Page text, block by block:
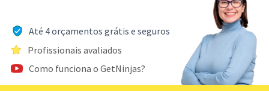
Até 4 orçamentos grátis e seguros
Profissionais avaliados
Como funciona o GetNinjas?